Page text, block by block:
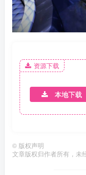
资源下载
本地下载
© 版权声明
文章版权归作者所有，未